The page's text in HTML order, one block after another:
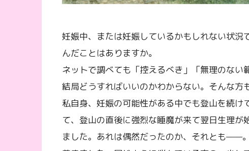
妊娠中、または妊娠しているかもしれない状
んだことはありますか。
ネットで調べても「控えるべき」「無理のない
結局どうすればいいのかわからない。そんな方
私自身、妊娠の可能性がある中でも登山を続け
て、登山の直後に強烈な睡魔が来て翌日生理
ました。あれは偶然だったのか、それとも——